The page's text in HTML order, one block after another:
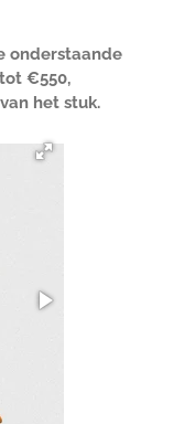
onderstaande
€550,
het stuk.